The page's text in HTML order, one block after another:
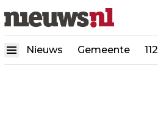
Nieuws Gemeente 112